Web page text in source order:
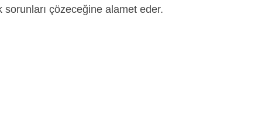
sorunları çözeceğine alamet eder.